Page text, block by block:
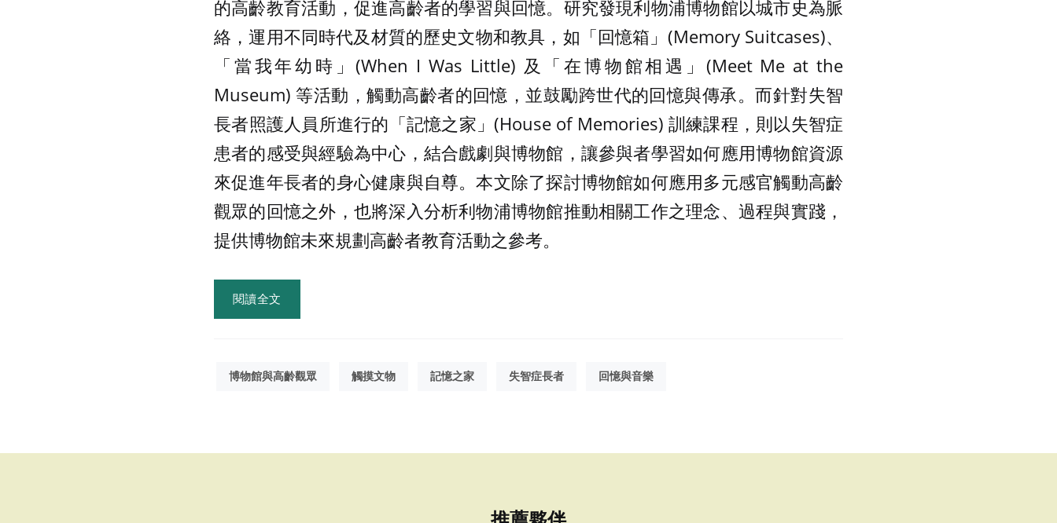
的高齡教育活動，促進高齡者的學習與回憶。研究發現利物浦博物館以城市史為脈
絡，運用不同時代及材質的歷史文物和教具，如「回憶箱」(Memory Suitcases)、
「當我年幼時」(When I Was Little) 及「在博物館相遇」(Meet Me at the
Museum) 等活動，觸動高齡者的回憶，並鼓勵跨世代的回憶與傳承。而針對失智
長者照護人員所進行的「記憶之家」(House of Memories) 訓練課程，則以失智症
患者的感受與經驗為中心，結合戲劇與博物館，讓參與者學習如何應用博物館資源
來促進年長者的身心健康與自尊。本文除了探討博物館如何應用多元感官觸動高齡
觀眾的回憶之外，也將深入分析利物浦博物館推動相關工作之理念、過程與實踐，
提供博物館未來規劃高齡者教育活動之參考。
閱讀全文
博物館與高齡觀眾 觸摸文物 記憶之家 失智症長者 回憶與音樂